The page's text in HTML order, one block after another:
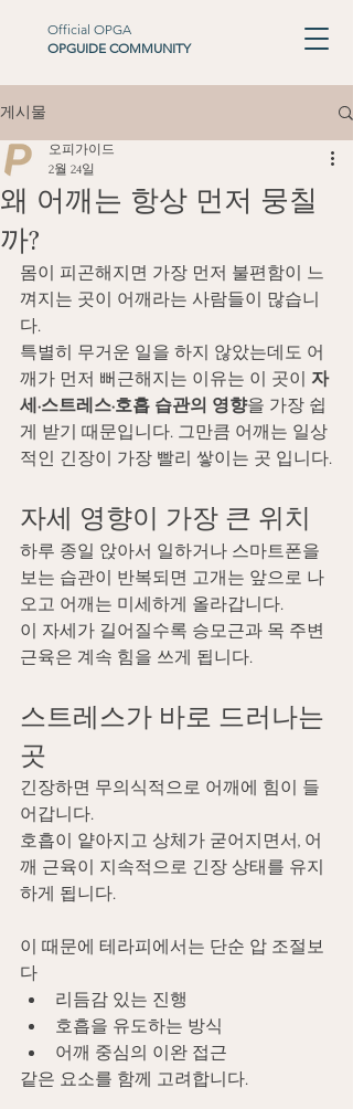
Official OPGA
OPGUIDE COMMUNITY
게시물
왜 어깨는 항상 먼저 뭉칠
까?
오피가이드
2월 24일
몸이 피곤해지면 가장 먼저 불편함이 느
껴지는 곳이 어깨라는 사람들이 많습니
다.
특별히 무거운 일을 하지 않았는데도 어
깨가 먼저 뻐근해지는 이유는 이 곳이 자
세·스트레스·호흡 습관의 영향을 가장 쉽
게 받기 때문입니다. 그만큼 어깨는 일상
적인 긴장이 가장 빨리 쌓이는 곳 입니다.
자세 영향이 가장 큰 위치
하루 종일 앉아서 일하거나 스마트폰을
보는 습관이 반복되면 고개는 앞으로 나
오고 어깨는 미세하게 올라갑니다.
이 자세가 길어질수록 승모근과 목 주변
근육은 계속 힘을 쓰게 됩니다.
스트레스가 바로 드러나는
곳
긴장하면 무의식적으로 어깨에 힘이 들
어갑니다.
호흡이 얕아지고 상체가 굳어지면서, 어
깨 근육이 지속적으로 긴장 상태를 유지
하게 됩니다.
이 때문에 테라피에서는 단순 압 조절보
다
리듬감 있는 진행
호흡을 유도하는 방식
어깨 중심의 이완 접근
같은 요소를 함께 고려합니다.